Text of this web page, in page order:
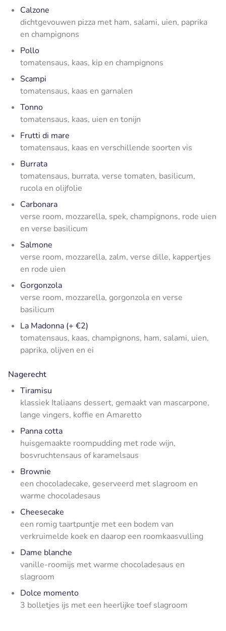
Calzone
dichtgevouwen pizza met ham, salami, uien, paprika
en champignons
Pollo
tomatensaus, kaas, kip en champignons
Scampi
tomatensaus, kaas en garnalen
Tonno
tomatensaus, kaas, uien en tonijn
Frutti di mare
tomatensaus, kaas en verschillende soorten vis
Burrata
tomatensaus, burrata, verse tomaten, basilicum,
rucola en olijfolie
Carbonara
verse room, mozzarella, spek, champignons, rode uien
en verse basilicum
Salmone
verse room, mozzarella, zalm, verse dille, kappertjes
en rode uien
Gorgonzola
verse room, mozzarella, gorgonzola en verse
basilicum
La Madonna (+ €2)
tomatensaus, kaas, champignons, ham, salami, uien,
paprika, olijven en ei
Nagerecht
Tiramisu
klassiek Italiaans dessert, gemaakt van mascarpone,
lange vingers, koffie en Amaretto
Panna cotta
huisgemaakte roompudding met rode wijn,
bosvruchtensaus of karamelsaus
Brownie
een chocoladecake, geserveerd met slagroom en
warme chocoladesaus
Cheesecake
een romig taartpuntje met een bodem van
verkruimelde koek en daarop een roomkaasvulling
Dame blanche
vanille-roomijs met warme chocoladesaus en
slagroom
Dolce momento
3 bolletjes ijs met een heerlijke toef slagroom